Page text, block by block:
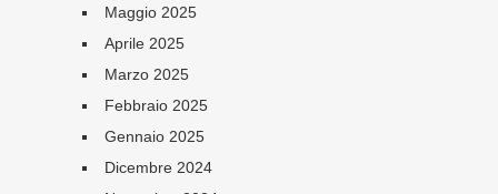
Maggio 2025
Aprile 2025
Marzo 2025
Febbraio 2025
Gennaio 2025
Dicembre 2024